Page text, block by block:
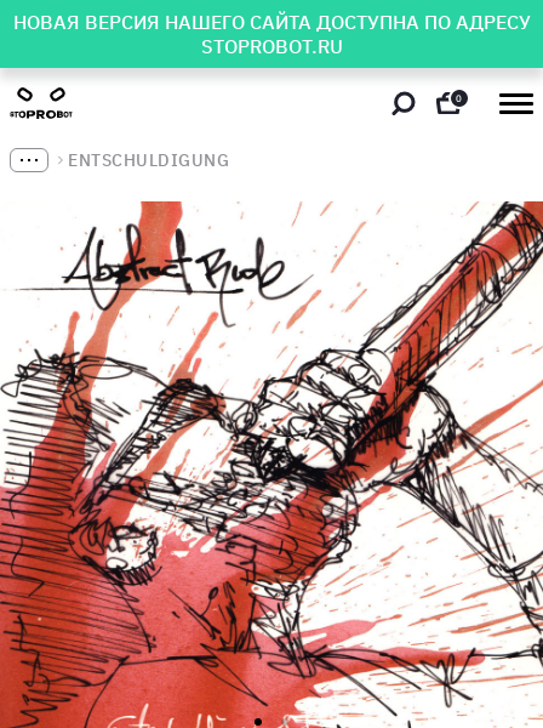
НОВАЯ ВЕРСИЯ НАШЕГО САЙТА ДОСТУПНА ПО АДРЕСУ
STOPROBOT.RU
0
ENTSCHULDIGUNG